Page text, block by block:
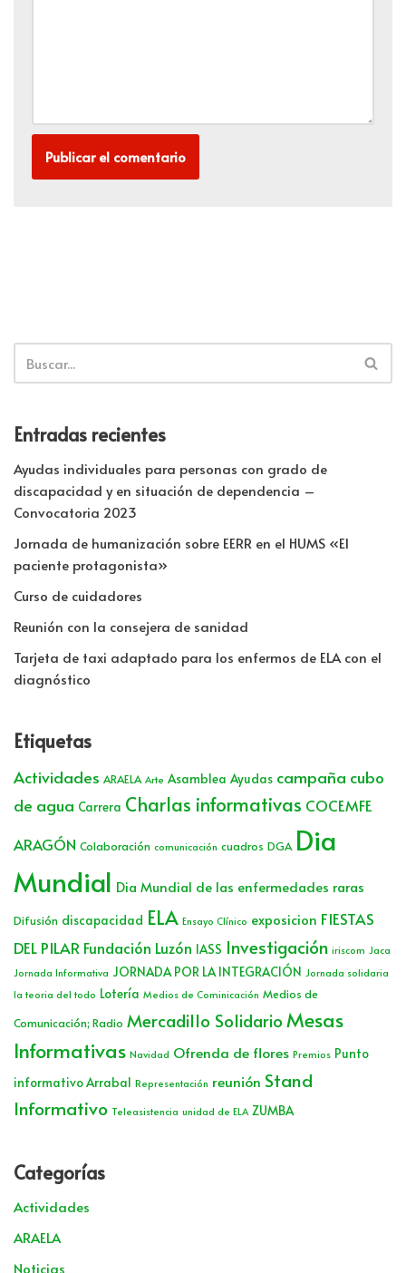
Entradas recientes
Ayudas individuales para personas con grado de
discapacidad y en situación de dependencia –
Convocatoria 2023
Jornada de humanización sobre EERR en el HUMS «El
paciente protagonista»
Curso de cuidadores
Reunión con la consejera de sanidad
Tarjeta de taxi adaptado para los enfermos de ELA con el
diagnóstico
Etiquetas
Actividades ARAELA Arte Asamblea Ayudas campaña cubo
de agua Carrera Charlas informativas COCEMFE
ARAGÓN Colaboración comunicación cuadros DGA Dia
Mundial Dia Mundial de las enfermedades raras
Difusión discapacidad ELA Ensayo Clínico exposicion FIESTAS
DEL PILAR Fundación Luzón IASS Investigación iriscom Jaca
Jornada Informativa JORNADA POR LA INTEGRACIÓN Jornada solidaria
la teoria del todo Lotería Medios de Cominicación Medios de
Comunicación; Radio Mercadillo SolidarioMesas
Informativas Navidad Ofrenda de flores Premios Punto
informativo Arrabal Representación reunión Stand
Informativo Teleasistencia unidad de ELA ZUMBA
Categorías
Actividades
ARAELA
Noticias